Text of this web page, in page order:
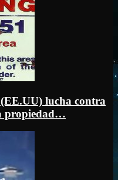
lucha contra
propiedad…